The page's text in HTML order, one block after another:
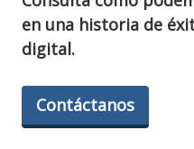
en una historia de
digital.
Contáctanos